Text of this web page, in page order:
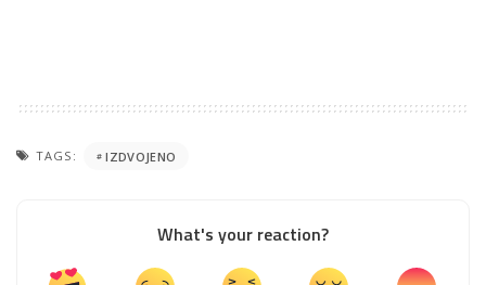
TAGS: IZDVOJENO
What's your reaction?